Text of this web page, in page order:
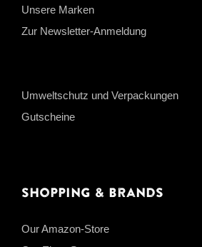
Unsere Marken
Zur Newsletter-Anmeldung
Umweltschutz und Verpackungen
Gutscheine
Shopping & Brands
Our Amazon-Store